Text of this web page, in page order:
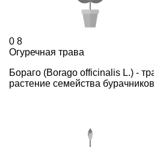
0 8
Огуречная трава
Бораго (Borago officinalis L.) -
растение семейства